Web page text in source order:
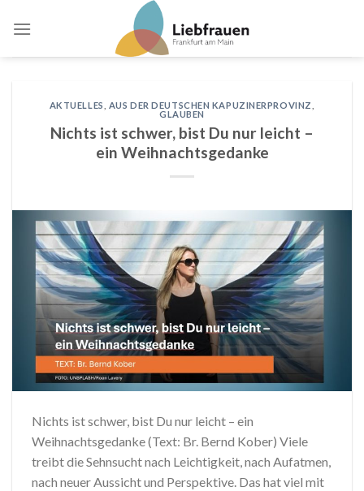
AKTUELLES AUS DER DEUTSCHEN KAPUZINERPROVINZ
GLAUBEN
Nichts ist schwer, bist Du nur leicht –
ein Weihnachtsgedanke
Nichts ist schwer, bist Du nur leicht – ein
Weihnachtsgedanke (Text: Br. Bernd Kober) Viele
treibt die Sehnsucht nach Leichtigkeit, nach Aufatmen,
nach neuer Aussicht und Perspektive. Das hat viel mit